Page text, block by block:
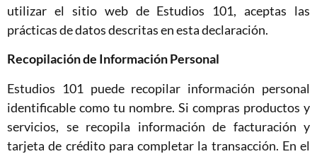
utilizar el sitio web de Estudios 101, aceptas las
prácticas de datos descritas en esta declaración.
Recopilación de Información Personal
Estudios 101 puede recopilar información personal
identificable como tu nombre. Si compras productos y
servicios, se recopila información de facturación y
tarjeta de crédito para completar la transacción. En el